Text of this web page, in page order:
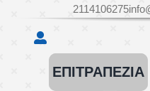
2114106275
ΕΠΙΤΡΑΠΕΖΙΑ